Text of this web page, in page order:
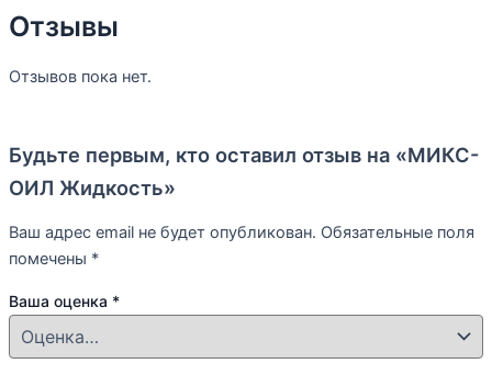
Отзывы
Отзывов пока нет.
Будьте первым, кто оставил отзыв на «МИКС-
ОИЛ Жидкость»
Ваш адрес email не будет опубликован. Обязательные поля
помечены *
Ваша оценка *